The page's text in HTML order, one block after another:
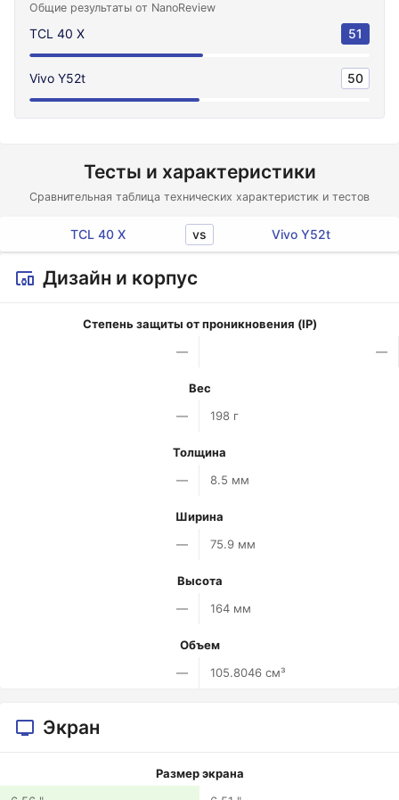
Общие результаты от NanoReview
TCL 40 X 51
Vivo Y52t 50
Тесты и характеристики
Сравнительная таблица технических характеристик и тестов
TCL 40 X vs Vivo Y52t
Дизайн и корпус
Степень защиты от проникновения (IP)
—
—
Вес
—
198 г
Толщина
—
8.5 мм
Ширина
—
75.9 мм
Высота
—
164 мм
Объем
—
105.8046 см³
Экран
Размер экрана